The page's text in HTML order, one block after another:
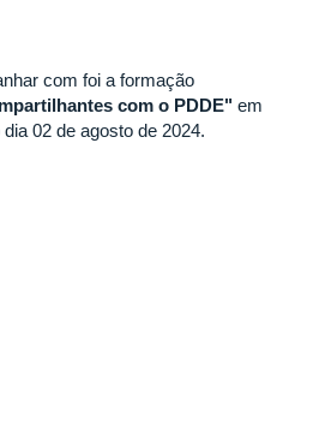
com foi a formação
com o PDDE" em
02 de agosto de 2024.